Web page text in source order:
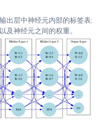
出层中神经元内部的标签表示
及神经元之间的权重。